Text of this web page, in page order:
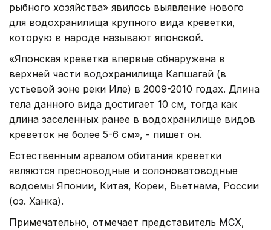
рыбного хозяйства» явилось выявление нового
для водохранилища крупного вида креветки,
которую в народе называют японской.
«Японская креветка впервые обнаружена в
верхней части водохранилища Капшагай (в
устьевой зоне реки Иле) в 2009-2010 годах. Длина
тела данного вида достигает 10 см, тогда как
длина заселенных ранее в водохранилище видов
креветок не более 5-6 см», - пишет он.
Естественным ареалом обитания креветки
являются пресноводные и солоноватоводные
водоемы Японии, Китая, Кореи, Вьетнама, России
(оз. Ханка).
Примечательно, отмечает представитель МСХ,